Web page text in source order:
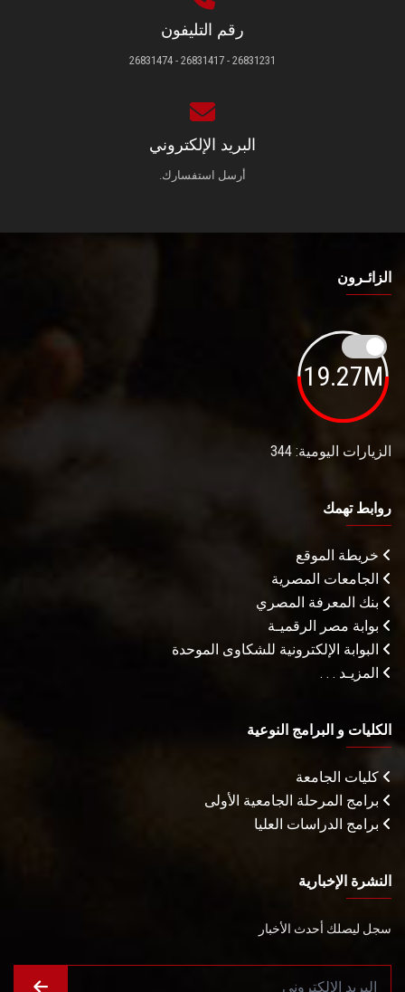
رقم التليفون
26831231 - 26831417 - 26831474
البريد الإلكتروني
أرسل استفسارك.
الزائـرون
19.27M
الزيارات اليومية: 344
روابط تهمك
خريطة الموقع
الجامعات المصرية
بنك المعرفة المصري
بوابة مصر الرقميـة
البوابة الإلكترونية للشكاوى الموحدة
المزيـد . . .
الكليات و البرامج النوعية
كليات الجامعة
برامج المرحلة الجامعية الأولى
برامج الدراسات العليا
النشرة الإخبارية
سجل ليصلك أحدث الأخبار